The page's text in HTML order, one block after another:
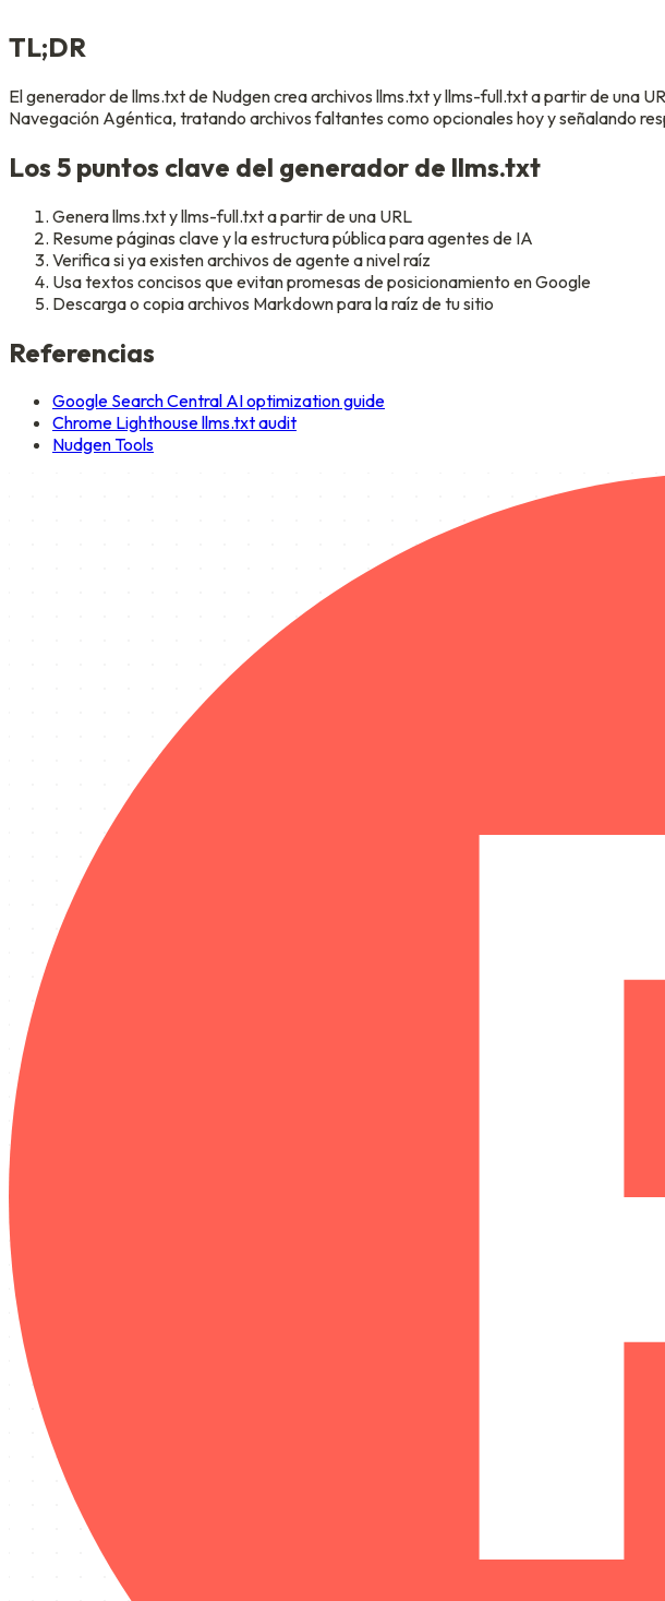
TL;DR
El generador de llms.txt de Nudgen crea archivos llms.txt y llms-full.txt a partir de una
Navegación Agéntica, tratando archivos faltantes como opcionales hoy y señalando
Los 5 puntos clave del generador de llms.txt
Genera llms.txt y llms-full.txt a partir de una URL
Resume páginas clave y la estructura pública para agentes de IA
Verifica si ya existen archivos de agente a nivel raíz
Usa textos concisos que evitan promesas de posicionamiento en Google
Descarga o copia archivos Markdown para la raíz de tu sitio
Referencias
Google Search Central AI optimization guide
Chrome Lighthouse llms.txt audit
Nudgen Tools